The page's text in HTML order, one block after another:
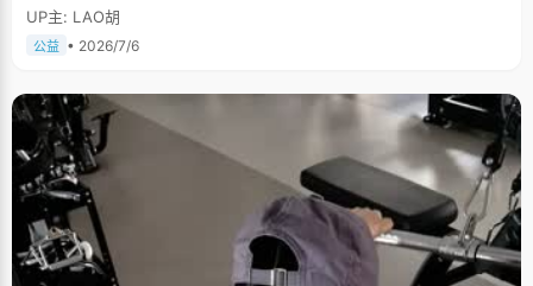
UP主: LAO胡
公益 • 2026/7/6